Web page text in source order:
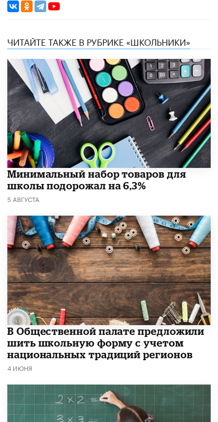
ЧИТАЙТЕ ТАКЖЕ В РУБРИКЕ «ШКОЛЬНИКИ»
Минимальный набор товаров для
школы подорожал на 6,3%
5 АВГУСТА
В Общественной палате предложили
шить школьную форму с учетом
национальных традиций регионов
4 ИЮНЯ